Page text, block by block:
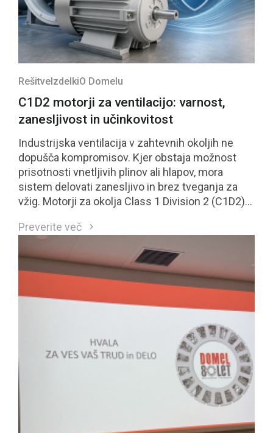
Rešitve IzdelkiO Domelu
C1D2 motorji za ventilacijo: varnost,
zanesljivost in učinkovitost
Industrijska ventilacija v zahtevnih okoljih ne
dopušča kompromisov. Kjer obstaja možnost
prisotnosti vnetljivih plinov ali hlapov, mora
sistem delovati zanesljivo in brez tveganja za
vžig. Motorji za okolja Class 1 Division 2 (C1D2)
Preverite več